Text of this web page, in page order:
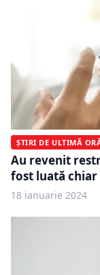
ȘTIRI DE ULTIMĂ
Au revenit
fost luată chiar
18 ianuarie 2024